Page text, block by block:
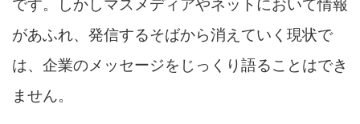
です。しかしマスメディアやネットにおいて情報
があふれ、発信するそばから消えていく現状で
は、企業のメッセージをじっくり語ることはでき
ません。